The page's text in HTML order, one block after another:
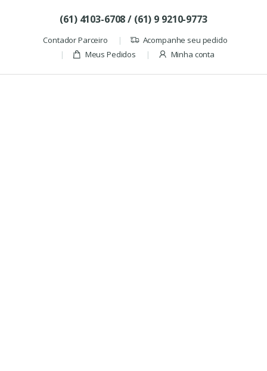
(61) 4103-6708 / (61) 9 9210-9773
Contador Parceiro
Acompanhe seu pedido
Meus Pedidos
Minha conta